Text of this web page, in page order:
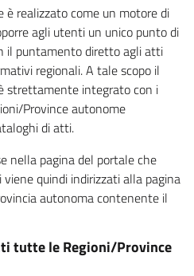
è realizzato come un motore di
agli utenti un unico punto di
il puntamento diretto agli atti
regionali. A tale scopo il
strettamente integrato con i
Province autonome
di atti.
nella pagina del portale che
quindi indirizzati alla pagina
autonoma contenente il
tutte le Regioni/Province